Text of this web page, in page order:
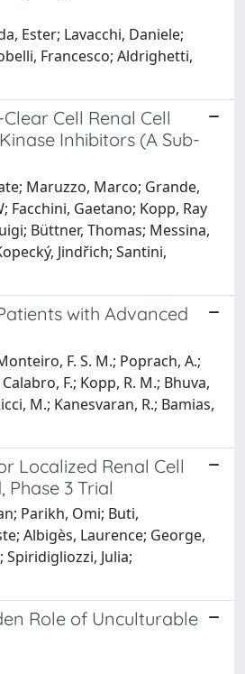
Ester; Lavacchi, Daniele;
Francesco; Aldrighetti,
Cell Renal Cell
Inhibitors (A Sub-
Maruzzo, Marco; Grande,
Facchini, Gaetano; Kopp, Ray
Büttner, Thomas; Messina,
Jindřich; Santini,
with Advanced
F. S. M.; Poprach, A.;
F.; Kopp, R. M.; Bhuva,
M.; Kanesvaran, R.; Bamias,
Localized Renal Cell
3 Trial
Parikh, Omi; Buti,
Albigès, Laurence; George,
Spiridigliozzi, Julia;
Role of Unculturable